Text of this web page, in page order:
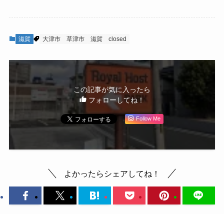
滋賀 大津市 草津市 滋賀 closed
この記事が気に入ったら
フォローしてね！
Follow Me
よかったらシェアしてね！